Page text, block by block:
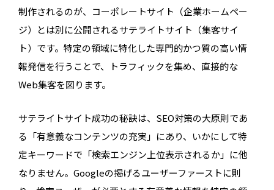
制作されるのが、コーポレートサイト（企業ホームペー
ジ）とは別に公開されるサテライトサイト（集客サイ
ト）です。特定の領域に特化した専門的かつ質の高い情
報発信を行うことで、トラフィックを集め、直接的な
Web集客を図ります。
サテライトサイト成功の秘訣は、SEO対策の大原則であ
る「有意義なコンテンツの充実」にあり、いかにして特
定キーワードで「検索エンジン上位表示されるか」に他
なりません。Googleの掲げるユーザーファーストに則